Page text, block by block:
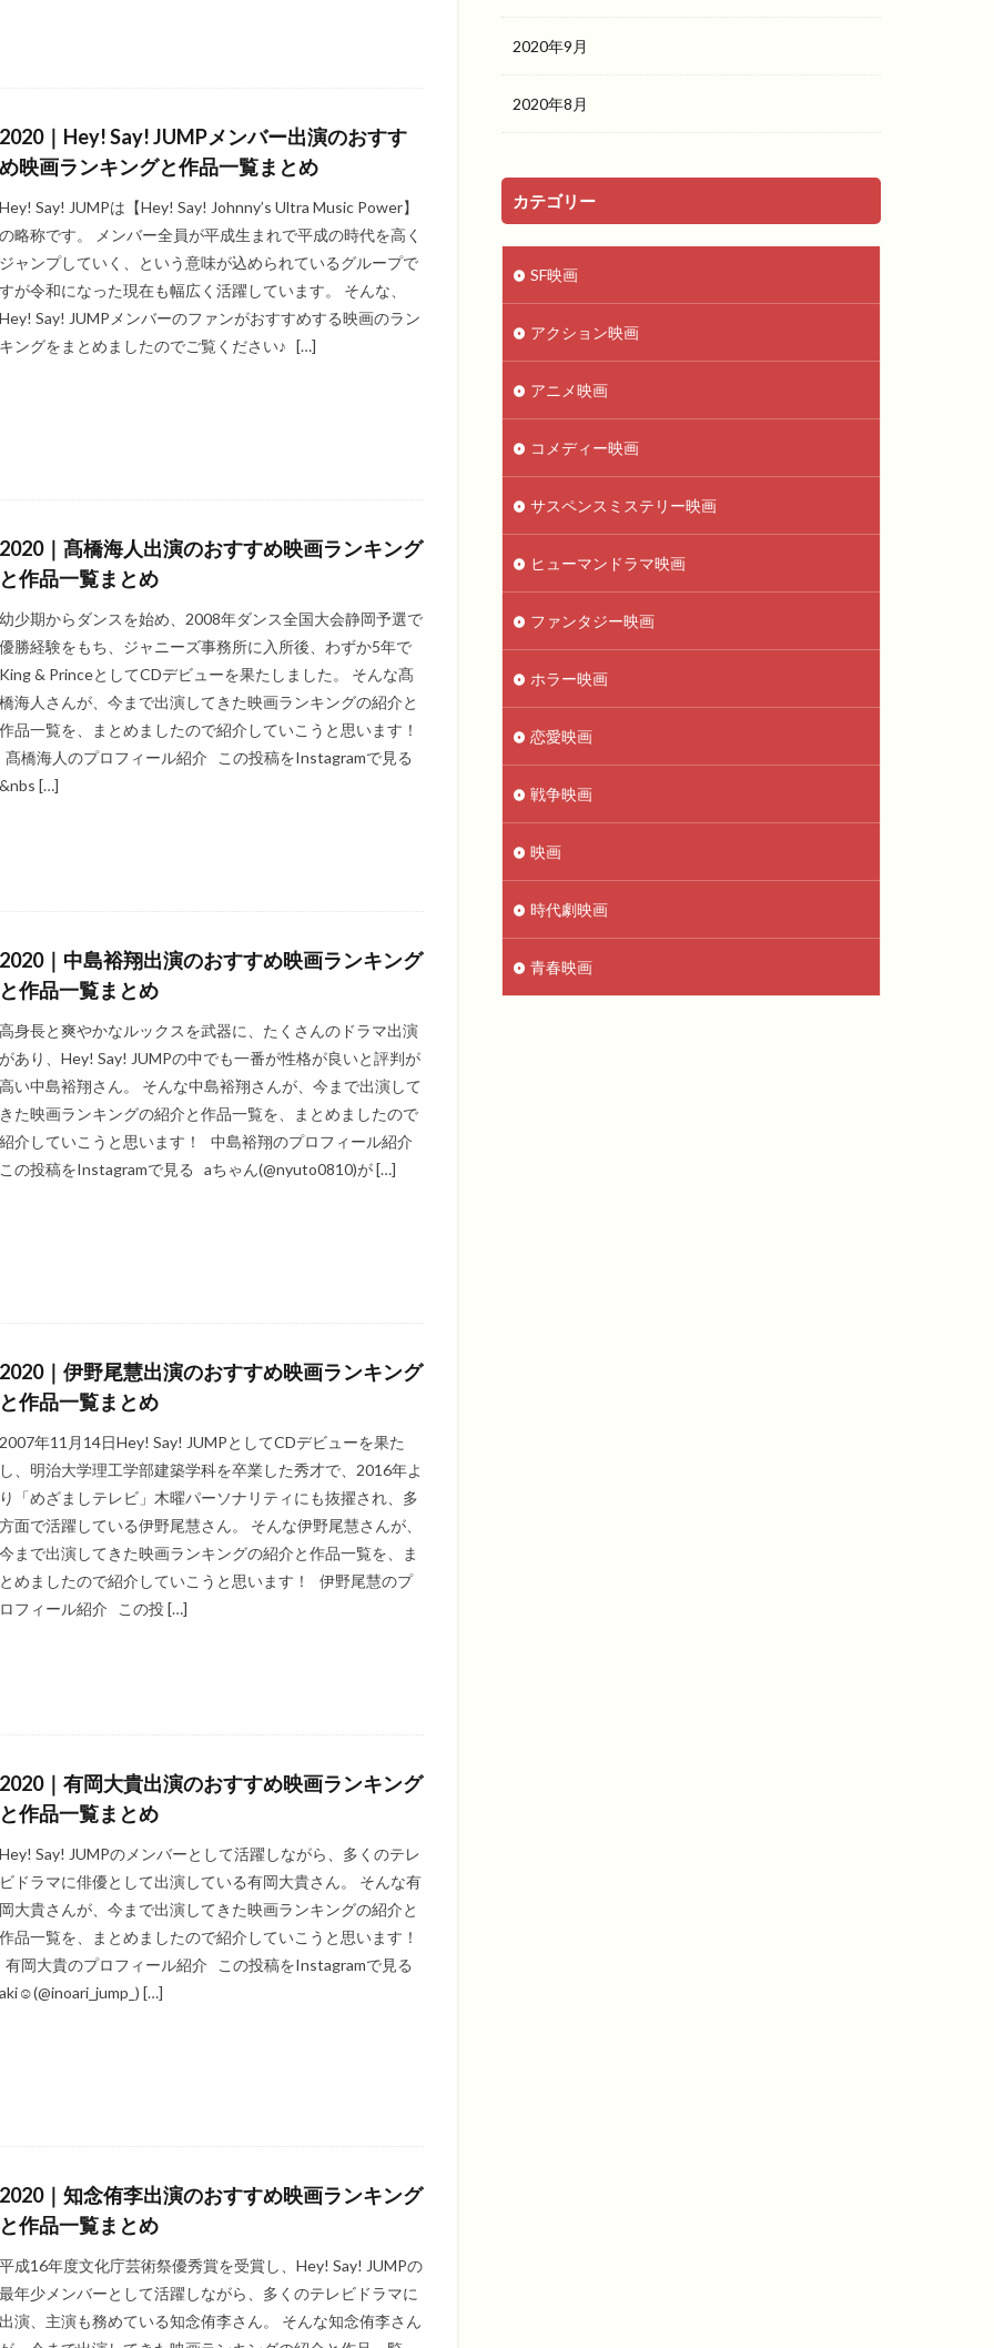
2020｜Hey! Say! JUMPメンバー出演のおすす
め映画ランキングと作品一覧まとめ
Hey! Say! JUMPは【Hey! Say! Johnny’s Ultra Music Power】
の略称です。 メンバー全員が平成生まれで平成の時代を高く
ジャンプしていく、という意味が込められているグループで
すが令和になった現在も幅広く活躍しています。 そんな、
Hey! Say! JUMPメンバーのファンがおすすめする映画のラン
キングをまとめましたのでご覧ください♪ […]
2020｜髙橋海人出演のおすすめ映画ランキング
と作品一覧まとめ
幼少期からダンスを始め、2008年ダンス全国大会静岡予選で
優勝経験をもち、ジャニーズ事務所に入所後、わずか5年で
King & PrinceとしてCDデビューを果たしました。 そんな髙
橋海人さんが、今まで出演してきた映画ランキングの紹介と
作品一覧を、まとめましたので紹介していこうと思います！
髙橋海人のプロフィール紹介 この投稿をInstagramで見る
&nbs […]
2020｜中島裕翔出演のおすすめ映画ランキング
と作品一覧まとめ
高身長と爽やかなルックスを武器に、たくさんのドラマ出演
があり、Hey! Say! JUMPの中でも一番が性格が良いと評判が
高い中島裕翔さん。 そんな中島裕翔さんが、今まで出演して
きた映画ランキングの紹介と作品一覧を、まとめましたので
紹介していこうと思います！ 中島裕翔のプロフィール紹介
この投稿をInstagramで見る aちゃん(@nyuto0810)が […]
2020｜伊野尾慧出演のおすすめ映画ランキング
と作品一覧まとめ
2007年11月14日Hey! Say! JUMPとしてCDデビューを果た
し、明治大学理工学部建築学科を卒業した秀才で、2016年よ
り「めざましテレビ」木曜パーソナリティにも抜擢され、多
方面で活躍している伊野尾慧さん。 そんな伊野尾慧さんが、
今まで出演してきた映画ランキングの紹介と作品一覧を、ま
とめましたので紹介していこうと思います！ 伊野尾慧のプ
ロフィール紹介 この投 […]
2020｜有岡大貴出演のおすすめ映画ランキング
と作品一覧まとめ
Hey! Say! JUMPのメンバーとして活躍しながら、多くのテレ
ビドラマに俳優として出演している有岡大貴さん。 そんな有
岡大貴さんが、今まで出演してきた映画ランキングの紹介と
作品一覧を、まとめましたので紹介していこうと思います！
有岡大貴のプロフィール紹介 この投稿をInstagramで見る
aki☺︎︎︎︎(@inoari_jump_) […]
2020｜知念侑李出演のおすすめ映画ランキング
と作品一覧まとめ
平成16年度文化庁芸術祭優秀賞を受賞し、Hey! Say! JUMPの
最年少メンバーとして活躍しながら、多くのテレビドラマに
出演、主演も務めている知念侑李さん。 そんな知念侑李さん
2020年9月
2020年8月
カテゴリー
SF映画
アクション映画
アニメ映画
コメディー映画
サスペンスミステリー映画
ヒューマンドラマ映画
ファンタジー映画
ホラー映画
恋愛映画
戦争映画
映画
時代劇映画
青春映画